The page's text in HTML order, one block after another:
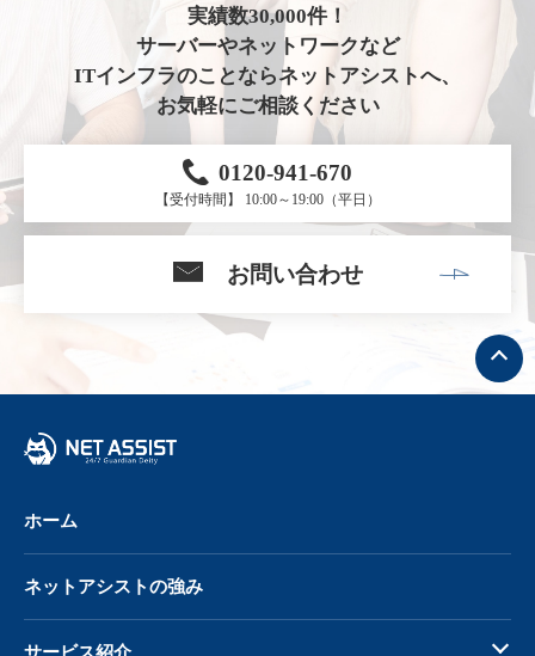
実績数30,000件！
サーバーやネットワークなど
ITインフラのことならネットアシストへ、
お気軽にご相談ください
0120-941-670
【受付時間】 10:00～19:00（平日）
お問い合わせ
ト
ッ
プ
へ
ホーム
ネットアシストの強み